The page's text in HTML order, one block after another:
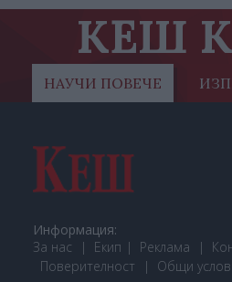
КЕШ
НАУЧИ ПОВЕЧЕ
Информация:
За нас
Екип Реклама
Поверителност
Общи